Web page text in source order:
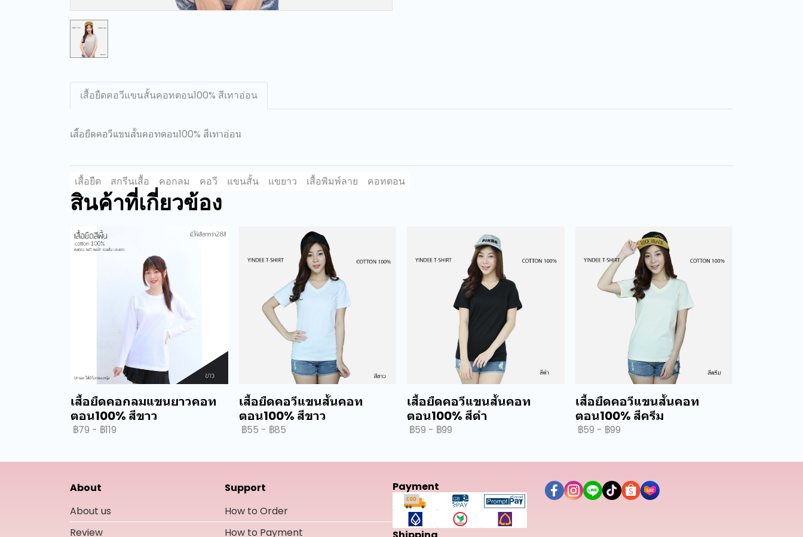
เสื้อยืดคอวีแขนสั้นคอทตอน100% สีเทาอ่อน
เสื้อยืดคอวีแขนสั้นคอทตอน100% สีเทาอ่อน
เสื้อยืด สกรีนเสื้อ คอกลม คอวี แขนสั้น แขยาว เสื้อพิมพ์ลาย คอทตอน
สินค้าที่เกี่ยวข้อง
เสื้อยืดคอกลมแขนยาวคอท
ตอน100% สีขาว
฿79 - ฿119
เสื้อยืดคอวีแขนสั้นคอท
ตอน100% สีขาว
฿55 - ฿85
เสื้อยืดคอวีแขนสั้นคอท
ตอน100% สีดำ
฿59 - ฿99
เสื้อยืดคอวีแขนสั้นคอท
ตอน100% สีครีม
฿59 - ฿99
About
About us
Review
Support
How to Order
How to Payment
Payment